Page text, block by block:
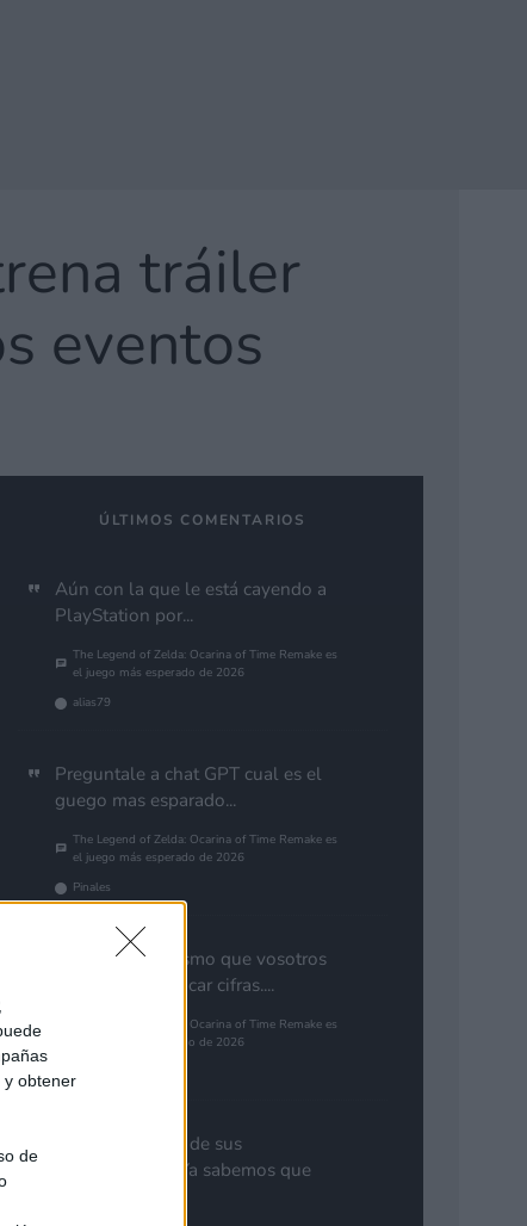
y obtener
de
tráiler
eventos
ÚLTIMOS COMENTARIOS
Aún con la que le está cayendo a
PlayStation por...
The Legend of Zelda: Ocarina of Time Remake es
el juego más esperado de 2026
alias79
Preguntale a chat GPT cual es el
guego mas esparado...
The Legend of Zelda: Ocarina of Time Remake es
el juego más esperado de 2026
Pinales
Yo pienso lo mismo que vosotros
de GTA. Cuantificar cifras....
The Legend of Zelda: Ocarina of Time Remake es
el juego más esperado de 2026
Nota aclaratoria de sus
responsables: "Ya sabemos que